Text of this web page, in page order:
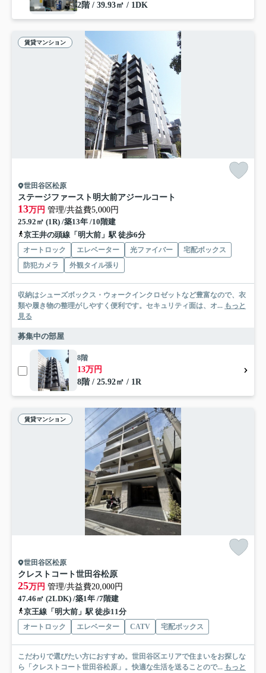
2階 / 39.93㎡ / 1DK
賃貸マンション
世田谷区松原
ステージファースト明大前アジールコート
13万円 管理/共益費5,000円
25.92㎡ (1R) /築13年 /10階建
京王井の頭線「明大前」駅 徒歩6分
オートロック エレベーター 光ファイバー
宅配ボックス
防犯カメラ
外観タイル張り
収納はシューズボックス・ウォークインクロゼットなど豊富なので、衣
類や履き物の整理がしやすく便利です。セキュリティ面は、オ... もっと
見る
募集中の部屋
8階
13万円
8階 / 25.92㎡ / 1R
賃貸マンション
世田谷区松原
クレストコート世田谷松原
25万円 管理/共益費20,000円
47.46㎡ (2LDK) /築1年 /7階建
京王線「明大前」駅 徒歩11分
オートロック エレベーター CATV 宅配ボックス
こだわりで選びたい方におすすめ。世田谷区エリアで住まいをお探しな
ら「クレストコート世田谷松原」。快適な生活を送ることので... もっと